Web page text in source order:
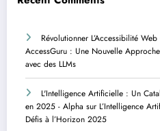
Révolutionner L’Accessibilité
AccessGuru : Une Nouvelle
avec des LLMs
L'Intelligence Artificielle : Un
en 2025 - Alpha sur L’Intelligence
Défis à l’Horizon 2025